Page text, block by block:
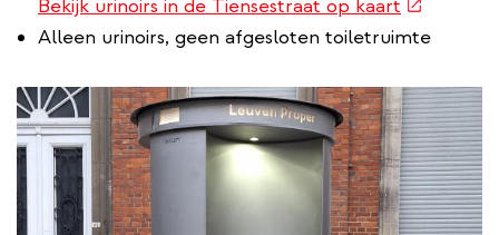
Bekijk urinoirs in de Tiensestraat op kaart
link)
Alleen urinoirs, geen afgesloten toiletruimte